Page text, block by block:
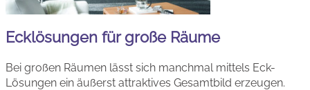
Ecklösungen für große Räume
Bei großen Räumen lässt sich manchmal mittels Eck-
Lösungen ein äußerst attraktives Gesamtbild erzeugen.